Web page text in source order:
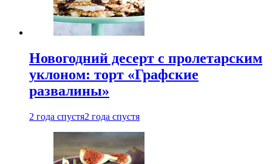
Новогодний десерт с пролетарским
уклоном: торт «Графские
развалины»
2 года спустя2 года спустя